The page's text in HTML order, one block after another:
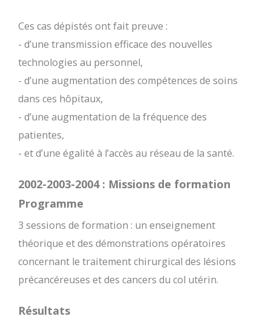
Ces cas dépistés ont fait preuve :
- d’une transmission efficace des nouvelles
technologies au personnel,
- d’une augmentation des compétences de soins
dans ces hôpitaux,
- d’une augmentation de la fréquence des
patientes,
- et d’une égalité à l’accès au réseau de la santé.
2002-2003-2004 : Missions de formation
Programme
3 sessions de formation : un enseignement
théorique et des démonstrations opératoires
concernant le traitement chirurgical des lésions
précancéreuses et des cancers du col utérin.
Résultats